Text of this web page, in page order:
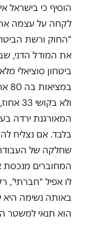
הוסיף כי בישראל
לקחה על עצמה את
"החוק ורשת
את המודל הדני,
ביטחון סוציאלי
ולא
בלבד. אם נצליח
המחוברים מנכסת
לו אפיל "חברתי",
באותה נשימה
הוא תנאי למשטר